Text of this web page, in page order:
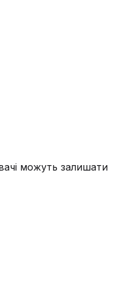
можуть залишати